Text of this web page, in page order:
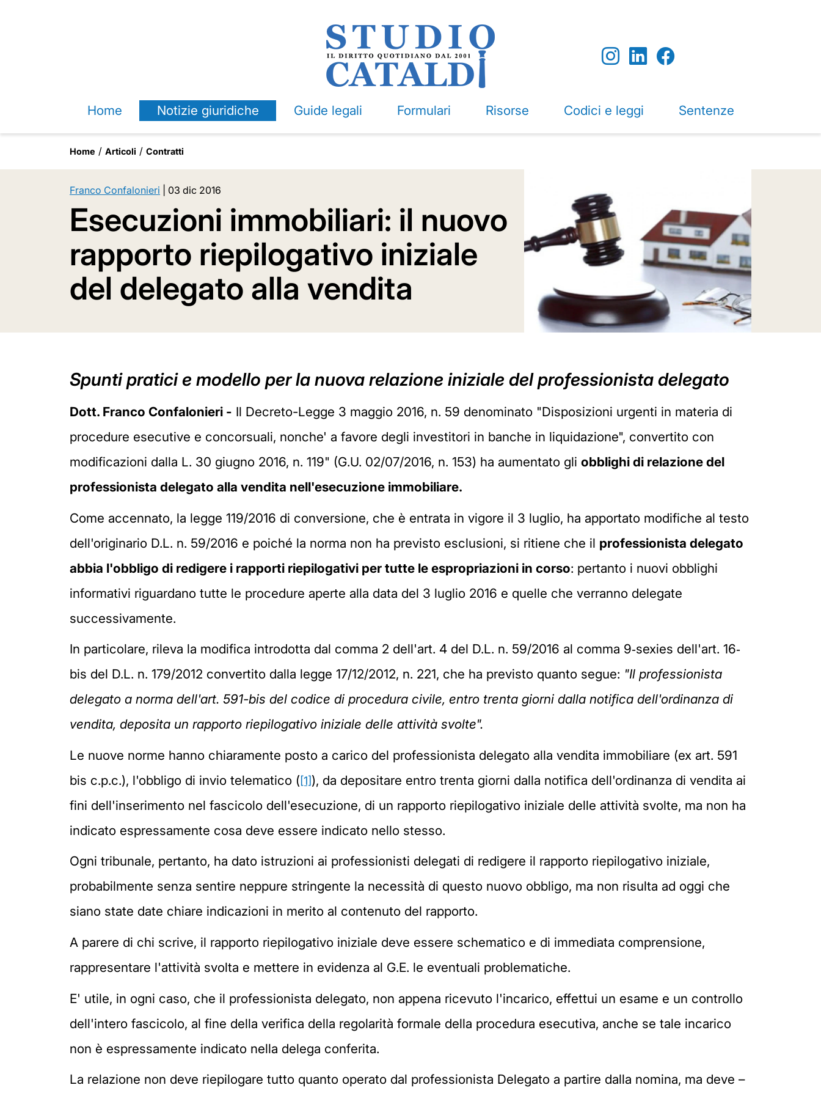
Home Notizie giuridiche Guide legali Formulari Risorse Codici e leggi Sentenze
Home Articoli Contratti
Franco Confalonieri 03 dic 2016
Esecuzioni immobiliari: il nuovo
rapporto riepilogativo iniziale
del delegato alla vendita
Spunti pratici e modello per la nuova relazione iniziale del professionista delegato
Dott. Franco Confalonieri - Il Decreto-Legge 3 maggio 2016, n. 59 denominato "Disposizioni urgenti in materia di
procedure esecutive e concorsuali, nonche' a favore degli investitori in banche in liquidazione", convertito con
modificazioni dalla L. 30 giugno 2016, n. 119" (G.U. 02/07/2016, n. 153) ha aumentato gli obblighi di relazione del
professionista delegato alla vendita nell'esecuzione immobiliare.
Come accennato, la legge 119/2016 di conversione, che è entrata in vigore il 3 luglio, ha apportato modifiche al testo
dell'originario D.L. n. 59/2016 e poiché la norma non ha previsto esclusioni, si ritiene che il professionista delegato
abbia l'obbligo di redigere i rapporti riepilogativi per tutte le espropriazioni in corso: pertanto i nuovi obblighi
informativi riguardano tutte le procedure aperte alla data del 3 luglio 2016 e quelle che verranno delegate
successivamente.
In particolare, rileva la modifica introdotta dal comma 2 dell'art. 4 del D.L. n. 59/2016 al comma 9‐sexies dell'art. 16‐
bis del D.L. n. 179/2012 convertito dalla legge 17/12/2012, n. 221, che ha previsto quanto segue: "Il professionista
delegato a norma dell'art. 591-bis del codice di procedura civile, entro trenta giorni dalla notifica dell'ordinanza di
vendita, deposita un rapporto riepilogativo iniziale delle attività svolte".
Le nuove norme hanno chiaramente posto a carico del professionista delegato alla vendita immobiliare (ex art. 591
bis c.p.c.), l'obbligo di invio telematico ([1]), da depositare entro trenta giorni dalla notifica dell'ordinanza di vendita ai
fini dell'inserimento nel fascicolo dell'esecuzione, di un rapporto riepilogativo iniziale delle attività svolte, ma non ha
indicato espressamente cosa deve essere indicato nello stesso.
Ogni tribunale, pertanto, ha dato istruzioni ai professionisti delegati di redigere il rapporto riepilogativo iniziale,
probabilmente senza sentire neppure stringente la necessità di questo nuovo obbligo, ma non risulta ad oggi che
siano state date chiare indicazioni in merito al contenuto del rapporto.
A parere di chi scrive, il rapporto riepilogativo iniziale deve essere schematico e di immediata comprensione,
rappresentare l'attività svolta e mettere in evidenza al G.E. le eventuali problematiche.
E' utile, in ogni caso, che il professionista delegato, non appena ricevuto l'incarico, effettui un esame e un controllo
dell'intero fascicolo, al fine della verifica della regolarità formale della procedura esecutiva, anche se tale incarico
non è espressamente indicato nella delega conferita.
La relazione non deve riepilogare tutto quanto operato dal professionista Delegato a partire dalla nomina, ma deve –